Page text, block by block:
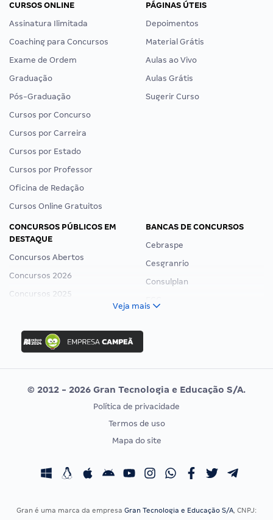
CURSOS ONLINE
Assinatura Ilimitada
Coaching para Concursos
Exame de Ordem
Graduação
Pós-Graduação
Cursos por Concurso
Cursos por Carreira
Cursos por Estado
Cursos por Professor
Oficina de Redação
Cursos Online Gratuitos
PÁGINAS ÚTEIS
Depoimentos
Material Grátis
Aulas ao Vivo
Aulas Grátis
Sugerir Curso
CONCURSOS PÚBLICOS EM
DESTAQUE
Concursos Abertos
Concursos 2026
Concursos 2025
Concurso Ibama
Concurso MPU
Editais publicados
BANCAS DE CONCURSOS
Cebraspe
Cesgranrio
Consulplan
Vunesp
CONCURSOS POR PROFISSÃO
Concursos Fiscais
EXAME DE ORDEM
Calendário OAB
Veja mais
© 2012 - 2026 Gran Tecnologia e Educação S/A.
Política de privacidade
Termos de uso
Mapa do site
Gran é uma marca da empresa Gran Tecnologia e Educação S/A, CNPJ: